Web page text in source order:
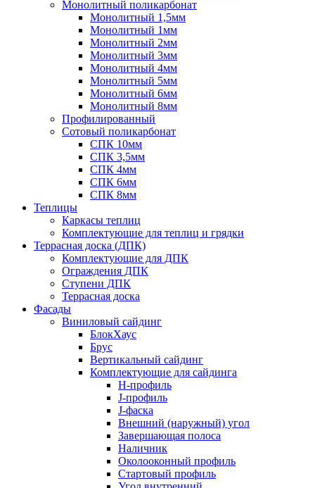
Монолитный поликарбонат
Монолитный 1,5мм
Монолитный 1мм
Монолитный 2мм
Монолитный 3мм
Монолитный 4мм
Монолитный 5мм
Монолитный 6мм
Монолитный 8мм
Профилированный
Сотовый поликарбонат
СПК 10мм
СПК 3,5мм
СПК 4мм
СПК 6мм
СПК 8мм
Теплицы
Каркасы теплиц
Комплектующие для теплиц и грядки
Террасная доска (ДПК)
Комплектующие для ДПК
Ограждения ДПК
Ступени ДПК
Террасная доска
Фасады
Виниловый сайдинг
БлокХаус
Брус
Вертикальный сайдинг
Комплектующие для сайдинга
H-профиль
J-профиль
J-фаска
Внешний (наружный) угол
Завершающая полоса
Наличник
Околооконный профиль
Стартовый профиль